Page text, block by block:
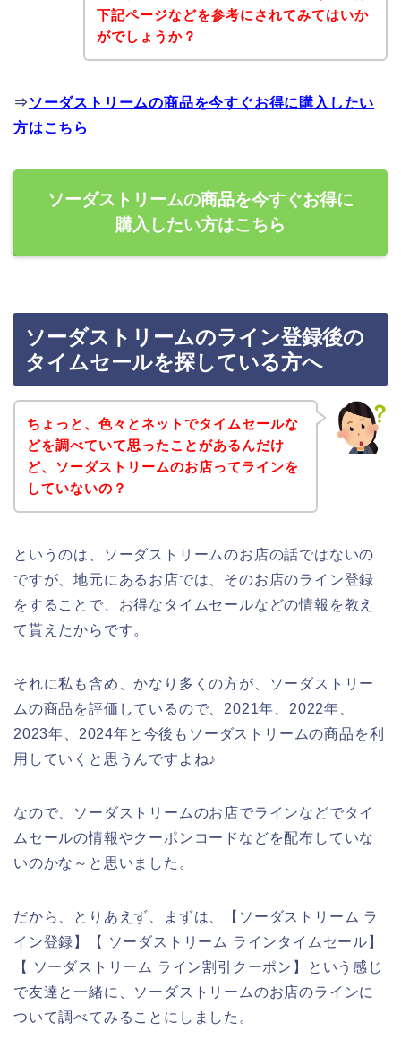
下記ページなどを参考にされてみてはいか
がでしょうか？
⇒ ソーダストリームの商品を今すぐお得に購入したい
方はこちら
ソーダストリームの商品を今すぐお得に
購入したい方はこちら
ソーダストリームのライン登録後の
タイムセールを探している方へ
ちょっと、色々とネットでタイムセールな
どを調べていて思ったことがあるんだけ
ど、ソーダストリームのお店ってラインを
していないの？
というのは、ソーダストリームのお店の話ではないの
ですが、地元にあるお店では、そのお店のライン登録
をすることで、お得なタイムセールなどの情報を教え
て貰えたからです。
それに私も含め、かなり多くの方が、ソーダストリー
ムの商品を評価しているので、2021年、2022年、
2023年、2024年と今後もソーダストリームの商品を利
用していくと思うんですよね♪
なので、ソーダストリームのお店でラインなどでタイ
ムセールの情報やクーポンコードなどを配布していな
いのかな～と思いました。
だから、とりあえず、まずは、【ソーダストリーム ラ
イン登録】【 ソーダストリーム ラインタイムセール】
【 ソーダストリーム ライン割引クーポン】という感じ
で友達と一緒に、ソーダストリームのお店のラインに
ついて調べてみることにしました。